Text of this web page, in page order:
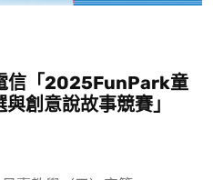
信「2025FunPark童
創意說故事競賽」